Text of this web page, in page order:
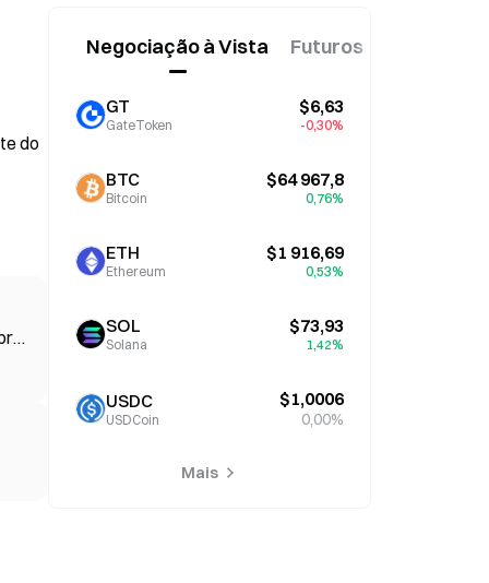
do
Negociação à Vista Futuros
GT
GateToken
$6,63
-0,30%
BTC
Bitcoin
$64 967,8
0,76%
ETH
Ethereum
$1 916,69
0,53%
SOL
Solana
$73,93
1,42%
USDC
USDCoin
$1,0006
0,00%
Mais